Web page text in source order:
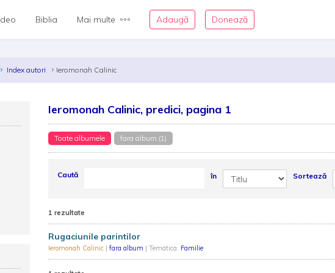
Biblia Mai multe Adaugă Donează
Index autori Ieromonah Calinic
Ieromonah Calinic, predici, pagina 1
Toate albumele fara album (1)
Caută în Sortează
1 rezultate
Rugaciunile parintilor
Ieromonah Calinic | fara album | Tematica: Familie